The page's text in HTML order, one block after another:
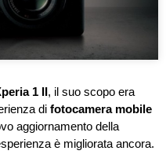
1 II, il suo scopo era
di fotocamera mobile
aggiornamento della
è migliorata ancora.